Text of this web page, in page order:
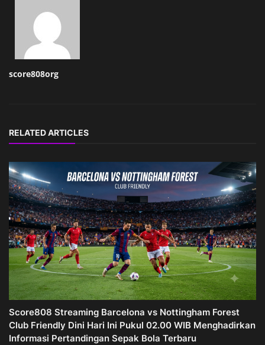
score808org
RELATED ARTICLES
Score808 Streaming Barcelona vs Nottingham Forest
Club Friendly Dini Hari Ini Pukul 02.00 WIB Menghadirkan
Informasi Pertandingan Sepak Bola Terbaru